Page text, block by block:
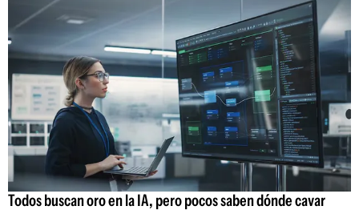
Todos buscan oro en la IA, pero pocos saben dónde cavar